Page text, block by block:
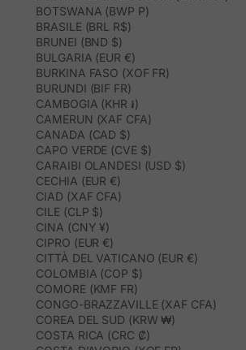
BOTSWANA (BWP P)
BRASILE (BRL R$)
BRUNEI (BND $)
BULGARIA (EUR €)
BURKINA FASO (XOF FR)
BURUNDI (BIF FR)
CAMBOGIA (KHR ៛)
CAMERUN (XAF CFA)
CANADA (CAD $)
CAPO VERDE (CVE $)
CARAIBI OLANDESI (USD $)
CECHIA (EUR €)
CIAD (XAF CFA)
CILE (CLP $)
CINA (CNY ¥)
CIPRO (EUR €)
CITTÀ DEL VATICANO (EUR €)
COLOMBIA (COP $)
COMORE (KMF FR)
CONGO-BRAZZAVILLE (XAF CFA)
COREA DEL SUD (KRW ₩)
COSTA RICA (CRC ₡)